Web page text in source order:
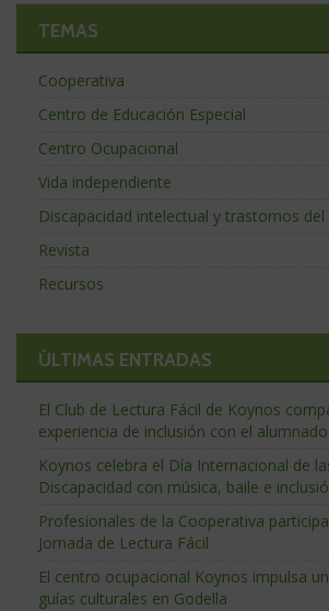
TEMAS
Cooperativa
Centro de Educación Especial
Centro Ocupacional
Vida independiente
Discapacidad intelectual y trastornos
Revista
Recursos
ÚLTIMAS ENTRADAS
El Club de Lectura Fácil de Koynos
experiencia de inclusión con el
Koynos celebra el Día Internacional de
Discapacidad con música, baile e
Profesionales de la Cooperativa
Jornada de Lectura Fácil
El centro ocupacional Koynos impulsa
guías culturales en Godella